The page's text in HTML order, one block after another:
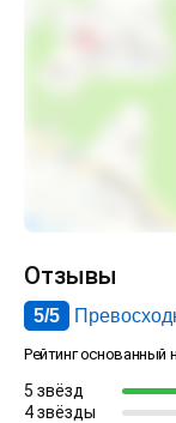
Отзывы
5/5
Рейтинг основанный
5 звёзд
4 звёзды